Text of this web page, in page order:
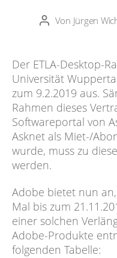
Beitragsautor
Von Jürgen
Der ETLA-Desktop-
Universität
zum 9.2.2019 aus.
Rahmen dieses
Softwareportal von
Asknet als Miet-/
wurde, muss zu
werden.
Adobe bietet nun
Mal bis zum
einer solchen
Adobe-Produkte
folgenden Tabelle: